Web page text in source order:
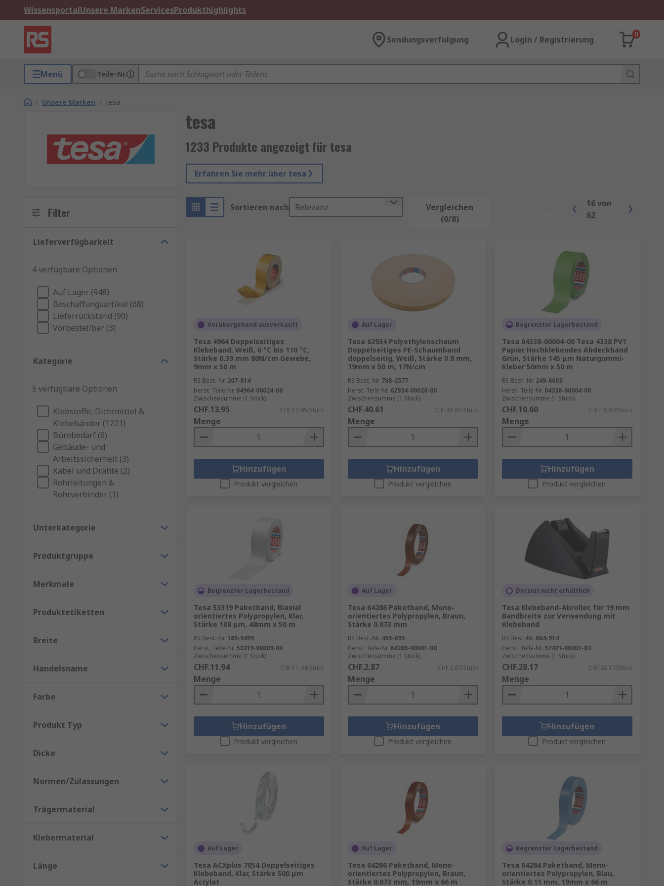
WissensportalUnsere MarkenServicesProdukthighlights
Sendungsverfolgung Login / Registrierung
0
Menü Teile-Nr.
/ Unsere Marken / tesa
tesa
1233 Produkte angezeigt für tesa
Erfahren Sie mehr über tesa
Filter
Lieferverfügbarkeit
4 verfügbare Optionen
Auf Lager (948)
Beschaffungsartikel (68)
Lieferrückstand (90)
Vorbestellbar (3)
Kategorie
5 verfügbare Optionen
Klebstoffe, Dichtmittel &
Klebebänder (1221)
Bürobedarf (6)
Gebäude- und
Arbeitssicherheit (3)
Kabel und Drähte (2)
Rohrleitungen &
Rohrverbinder (1)
Unterkategorie
Produktgruppe
Merkmale
Produktetiketten
Breite
Handelsname
Farbe
Produkt Typ
Dicke
Normen/Zulassungen
Trägermaterial
Klebermaterial
Länge
Sortieren nach Relevanz
Vergleichen
(0/8)
16von
62
Vorübergehend ausverkauft
Tesa 4964 Doppelseitiges
Klebeband, Weiß, 0 °C bis 110 °C,
Stärke 0.39 mm 80N/cm Gewebe,
9mm x 50 m
RS Best.-Nr. 207-814
Herst. Teile-Nr. 04964-00024-00
Zwischensumme (1 Stück)
CHF.13.95 CHF.13.95/Stück
Menge
Hinzufügen
Produkt vergleichen
Auf Lager
Tesa 62934 Polyethylenschaum
Doppelseitiges PE-Schaumband
doppelseitig, Weiß, Stärke 0.8 mm,
19mm x 50 m, 17N/cm
RS Best.-Nr. 768-2577
Herst. Teile-Nr. 62934-00020-00
Zwischensumme (1 Stück)
CHF.40.61 CHF.40.61/Stück
Menge
Hinzufügen
Produkt vergleichen
Begrenzter Lagerbestand
Tesa 04338-00004-00 Tesa 4338 PV1
Papier Hochklebendes Abdeckband
Grün, Stärke 145 μm Naturgummi-
Kleber 50mm x 50 m
RS Best.-Nr. 249-6603
Herst. Teile-Nr. 04338-00004-00
Zwischensumme (1 Stück)
CHF.10.60 CHF.10.60/Stück
Menge
Hinzufügen
Produkt vergleichen
Begrenzter Lagerbestand
Tesa 53319 Paketband, Biaxial
orientiertes Polypropylen, Klar,
Stärke 108 μm, 48mm x 50 m
RS Best.-Nr. 185-9499
Herst. Teile-Nr. 53319-00009-00
Zwischensumme (1 Stück)
CHF.11.94 CHF.11.94/Stück
Menge
Hinzufügen
Produkt vergleichen
Auf Lager
Tesa 64286 Paketband, Mono-
orientiertes Polypropylen, Braun,
Stärke 0.073 mm
RS Best.-Nr. 455-695
Herst. Teile-Nr. 64286-00001-00
Zwischensumme (1 Stück)
CHF.2.87 CHF.2.87/Stück
Menge
Hinzufügen
Produkt vergleichen
Derzeit nicht erhältlich
Tesa Klebeband-Abroller, für 19 mm
Bandbreite zur Verwendung mit
Klebeband
RS Best.-Nr. 664-914
Herst. Teile-Nr. 57421-00001-03
Zwischensumme (1 Stück)
CHF.28.17 CHF.28.17/Stück
Menge
Hinzufügen
Produkt vergleichen
Auf Lager
Tesa ACXplus 7054 Doppelseitiges
Klebeband, Klar, Stärke 500 μm
Acrylat
Auf Lager
Tesa 64286 Paketband, Mono-
orientiertes Polypropylen, Braun,
Stärke 0.073 mm, 19mm x 66 m
Begrenzter Lagerbestand
Tesa 64284 Paketband, Mono-
orientiertes Polypropylen, Blau,
Stärke 0.11 mm, 19mm x 66 m